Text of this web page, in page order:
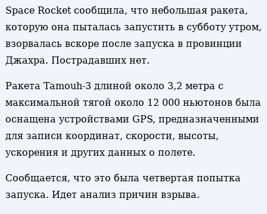
Space Rocket сообщила, что небольшая ракета,
которую она пыталась запустить в субботу утром,
взорвалась вскоре после запуска в провинции
Джахра. Пострадавших нет.
Ракета Tamouh-3 длиной около 3,2 метра с
максимальной тягой около 12 000 ньютонов была
оснащена устройствами GPS, предназначенными
для записи координат, скорости, высоты,
ускорения и других данных о полете.
Сообщается, что это была четвертая попытка
запуска. Идет анализ причин взрыва.